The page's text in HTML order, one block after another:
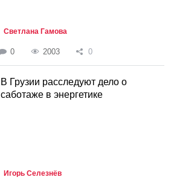
Светлана Гамова
0 2003 0
В Грузии расследуют дело о
саботаже в энергетике
Игорь Селезнёв